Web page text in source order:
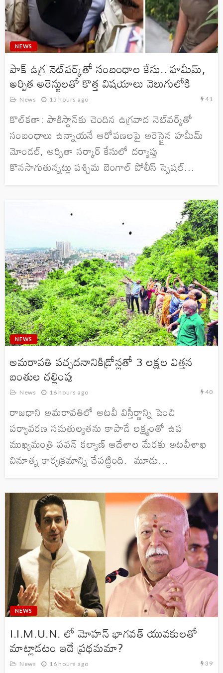
NEWS
పాక్ ఉగ్ర నెట్‌వర్క్‌తో సంబంధాల కేసు.. హమీమ్,
అర్పిత అరెస్టులతో కొత్త విషయాలు వెలుగులోకి
News 15 hours ago 41
కొల్‌కతా: పాకిస్థాన్‌కు చెందిన ఉగ్రవాద నెట్‌వర్క్‌తో
సంబంధాలు ఉన్నాయనే ఆరోపణలపై అరెస్టైన హమీమ్
మోండల్, అర్పితా సర్కార్ కేసులో దర్యాప్తు
కొనసాగుతున్నట్లు పశ్చిమ బెంగాల్ పోలీస్ స్పెషల్...
NEWS
అమరావతి పచ్చదనానికిడ్రోన్లతో 3 లక్షల విత్తన
బంతుల చల్లింపు
News 16 hours ago 40
రాజధాని అమరావతిలో అటవీ విస్తీర్ణాన్ని పెంచి
పర్యావరణ సమతుల్యతను కాపాడే లక్ష్యంతో ఉప
ముఖ్యమంత్రి పవన్ కల్యాణ్ ఆదేశాల మేరకు అటవీశాఖ
వినూత్న కార్యక్రమాన్ని చేపట్టింది. మూడు...
NEWS
I.I.M.U.N. లో మోహన్ భాగవత్ యువకులతో
మాట్లాడటం ఇదే ప్రథమమా?
News 16 hours ago 39